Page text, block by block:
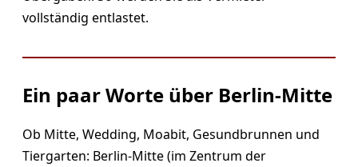
vollständig entlastet.
Ein paar Worte über Berlin-Mitte
Ob Mitte, Wedding, Moabit, Gesundbrunnen und
Tiergarten: Berlin-Mitte (im Zentrum der